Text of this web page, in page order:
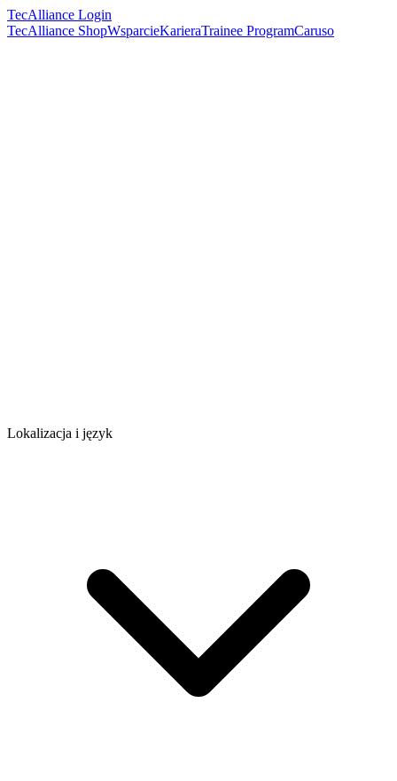
TecAlliance Login
TecAlliance ShopWsparcieKarieraTrainee ProgramCaruso
Lokalizacja i język